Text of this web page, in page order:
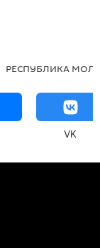
РЕСПУБЛИКА
VK